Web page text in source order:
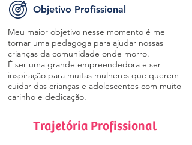
Objetivo Profissional
Meu maior objetivo nesse momento é me
tornar uma pedagoga para ajudar nossas
crianças da comunidade onde morro.
É ser uma grande empreendedora e ser
inspiração para muitas mulheres que querem
cuidar das crianças e adolescentes com muito
carinho e dedicação.
Trajetória Profissional